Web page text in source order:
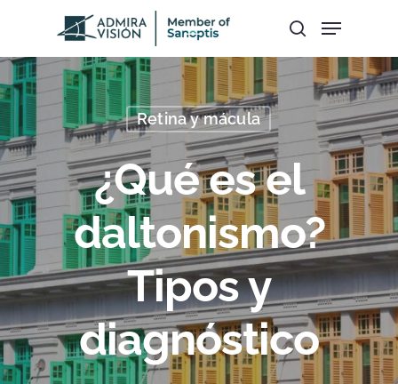
Hit enter to search or ESC to close
Retina y mácula
¿Qué es el
daltonismo?
Tipos y
diagnóstico